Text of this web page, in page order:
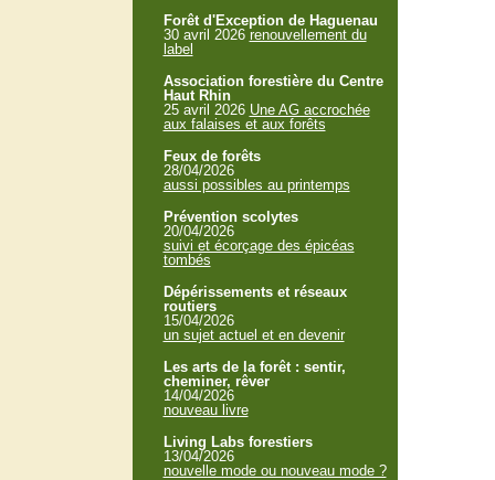
Forêt d'Exception de Haguenau
30 avril 2026 renouvellement du
label
Association forestière du Centre
Haut Rhin
25 avril 2026 Une AG accrochée
aux falaises et aux forêts
Feux de forêts
28/04/2026
aussi possibles au printemps
Prévention scolytes
20/04/2026
suivi et écorçage des épicéas
tombés
Dépérissements et réseaux
routiers
15/04/2026
un sujet actuel et en devenir
Les arts de la forêt : sentir,
cheminer, rêver
14/04/2026
nouveau livre
Living Labs forestiers
13/04/2026
nouvelle mode ou nouveau mode ?